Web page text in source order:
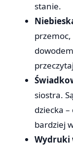
stanie.
siostra.
dziecka
bardziej
Wydruki